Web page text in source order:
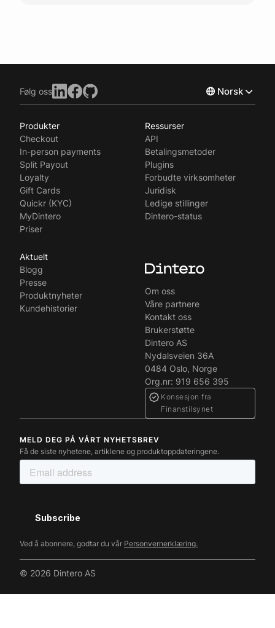
Følg oss Norsk
Svenska
Produkter
Checkout
In-person payments
Split Payout
Loyalty
Gift Cards
Quickr (KYC)
MyDintero
Priser
Ressurser
API
Betalingsmetoder
Plugins
Forbudte virksomheter
Juridisk
Ledige stillinger
Dintero-status
Aktuelt
Blogg
Presse
Produktnyheter
Kundehistorier
Om oss
Våre partnere
Kontakt oss
Brukerstøtte
Dintero AS
Nydalsveien 36A
0484 Oslo, Norge
Org.nr: 919 656 395
Konsesjon fra
Finanstilsynet
MELD DEG PÅ VÅRT NYHETSBREV
Få de siste nyhetene, artiklene og produktoppdateringene.
Ved å abonnere, godtar du vår Personvernerklæring.
© 2026 Dintero AS